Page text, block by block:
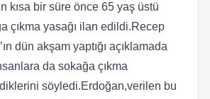
kısa bir süre önce 65 yaş üstü
çıkma yasağı ilan edildi.Recep
dün akşam yaptığı açıklamada
da sokağa çıkma
söyledi.Erdoğan,verilen bu